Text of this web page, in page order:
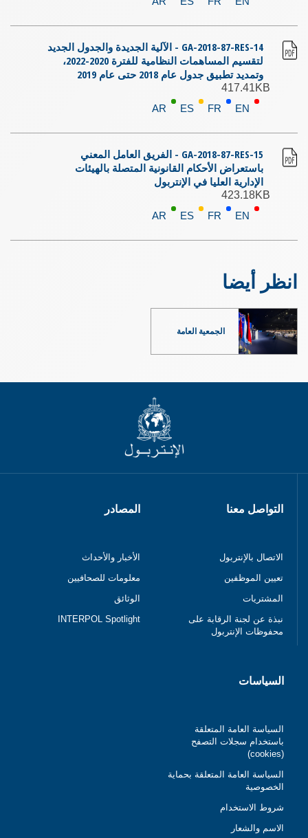
GA-2018-87-RES-14 - الآلية الجديدة والجدول الجديد
لتقسيم المساهمات النظامية للفترة 2020-2022،
وتمديد تطبيق جدول عام 2018 حتى عام 2019
417.41KB
EN
FR
ES
AR
GA-2018-87-RES-15 - الفريق العامل المعني
باستعراض الأحكام القانونية المتصلة بالهيئات
الإدارية العليا في الإنتربول
423.18KB
EN
FR
ES
AR
انظر أيضا
الجمعية العامة
التواصل معنا
الاتصال بالإنتربول
تعيين الموظفين
المشتريات
نبذة عن لجنة الرقابة على
محفوظات الإنتربول
المصادر
الأخبار والأحداث
معلومات للصحافيين
الوثائق
INTERPOL Spotlight
السياسات
السياسة العامة المتعلقة
باستخدام سجلات التصفح
(cookies)
السياسة العامة المتعلقة بحماية
الخصوصية
شروط الاستخدام
الاسم والشعار